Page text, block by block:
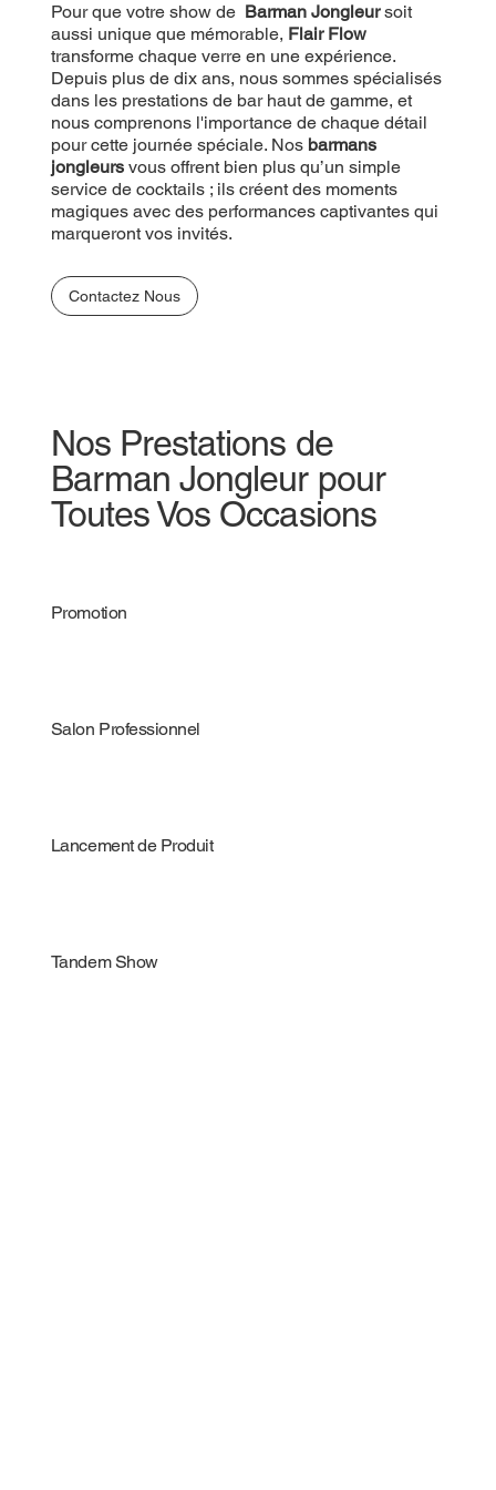
Pour que votre show de Barman Jongleursoit
aussi unique que mémorable, Flair Flow
transforme chaque verre en une expérience.
Depuis plus de dix ans, nous sommes spécialisés
dans les prestations de bar haut de gamme, et
nous comprenons l'importance de chaque détail
pour cette journée spéciale. Nos barmans
jongleursvous offrent bien plus qu’un simple
service de cocktails ; ils créent des moments
magiques avec des performances captivantes qui
marqueront vos invités.
Contactez Nous
Nos Prestations de
Barman Jongleur pour
Toutes Vos Occasions
Promotion
Salon Professionnel
Lancement de Produit
Tandem Show